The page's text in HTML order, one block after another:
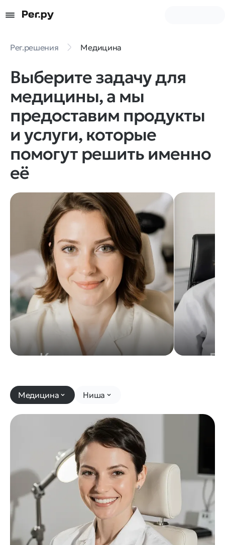
Рег.решения Медицина
Выберите задачу для
медицины, а мы
предоставим продукты
и услуги, которые
помогут решить именно
её
Медицина Ниша